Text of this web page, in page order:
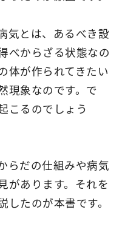
気とは、あるべき設
べからざる状態なの
体が作られてきたい
現象なのです。で
こるのでしょう
らだの仕組みや病気
があります。それを
たのが本書です。